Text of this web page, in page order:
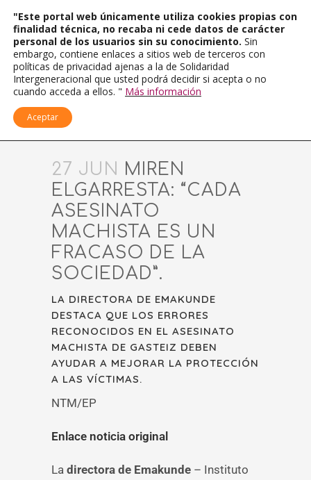
27 JUN MIREN
ELGARRESTA: “CADA
ASESINATO
MACHISTA ES UN
FRACASO DE LA
SOCIEDAD”.
LA DIRECTORA DE EMAKUNDE
DESTACA QUE LOS ERRORES
RECONOCIDOS EN EL ASESINATO
MACHISTA DE GASTEIZ DEBEN
AYUDAR A MEJORAR LA PROTECCIÓN
A LAS VÍCTIMAS.
NTM/EP
Enlace noticia original
La directora de Emakunde – Instituto
"Este portal web únicamente utiliza cookies propias con
finalidad técnica, no recaba ni cede datos de carácter
personal de los usuarios sin su conocimiento. Sin
embargo, contiene enlaces a sitios web de terceros con
políticas de privacidad ajenas a la de Solidaridad
Intergeneracional que usted podrá decidir si acepta o no
cuando acceda a ellos. " Más información
Aceptar